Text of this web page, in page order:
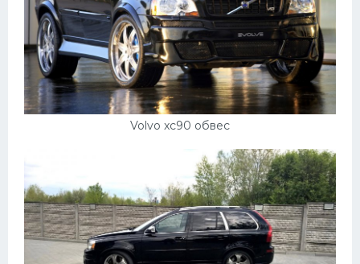
Volvo xc90 обвес